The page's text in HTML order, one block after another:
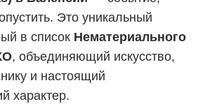
Это уникальный
в список Нематериального
, объединяющий искусство,
и настоящий
характер.